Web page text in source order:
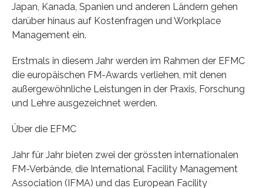
Japan, Kanada, Spanien und anderen Ländern gehen
darüber hinaus auf Kostenfragen und Workplace
Management ein.
Erstmals in diesem Jahr werden im Rahmen der EFMC
die europäischen FM-Awards verliehen, mit denen
außergewöhnliche Leistungen in der Praxis, Forschung
und Lehre ausgezeichnet werden.
Über die EFMC
Jahr für Jahr bieten zwei der grössten internationalen
FM-Verbände, die International Facility Management
Association (IFMA) und das European Facility